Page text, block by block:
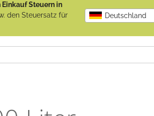
Steuern in
den Steuersatz für
Deutschland